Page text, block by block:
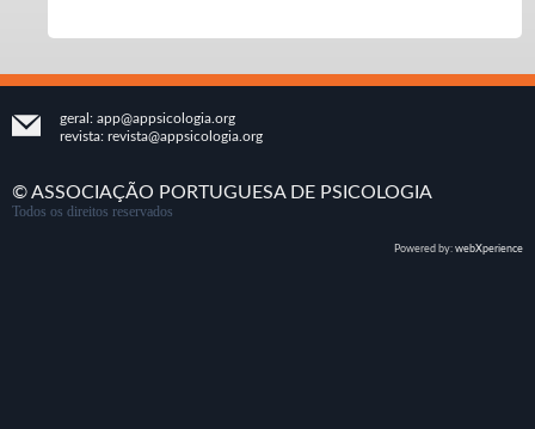
geral: app@appsicologia.org
revista: revista@appsicologia.org
© ASSOCIAÇÃO PORTUGUESA DE PSICOLOGIA
Todos os direitos reservados
Powered by: webXperience